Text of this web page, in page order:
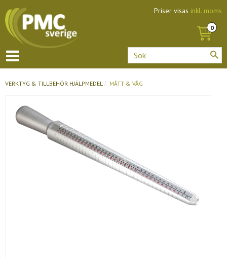
Priser visas inkl. moms
VERKTYG & TILLBEHÖR HJÄLPMEDEL MÅTT & VÅG